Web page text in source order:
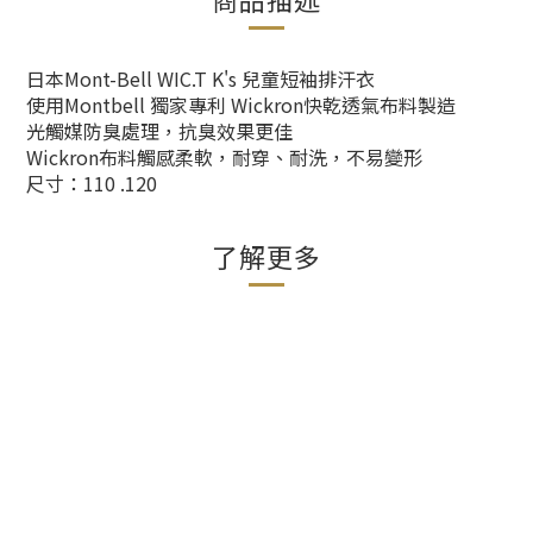
日本Mont-Bell WIC.T K's 兒童短袖排汗衣
使用Montbell 獨家專利 Wickron快乾透氣布料製造
光觸媒防臭處理，抗臭效果更佳
Wickron布料觸感柔軟，耐穿、耐洗，不易變形
尺寸：110 .120
了解更多